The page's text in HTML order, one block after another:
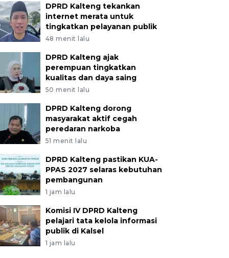
DPRD Kalteng tekankan
internet merata untuk
tingkatkan pelayanan publik
48 menit lalu
DPRD Kalteng ajak
perempuan tingkatkan
kualitas dan daya saing
50 menit lalu
DPRD Kalteng dorong
masyarakat aktif cegah
peredaran narkoba
51 menit lalu
DPRD Kalteng pastikan KUA-
PPAS 2027 selaras kebutuhan
pembangunan
1 jam lalu
Komisi IV DPRD Kalteng
pelajari tata kelola informasi
publik di Kalsel
1 jam lalu